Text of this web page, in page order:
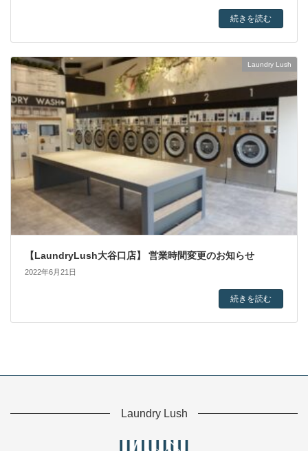
続きを読む
Laundry Lush
【LaundryLush大谷口店】 営業時間変更のお知らせ
2022年6月21日
続きを読む
Laundry Lush